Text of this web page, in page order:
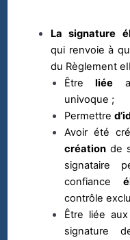
La signature
qui renvoie à
du Règlement
Êtreliée
univoque ;
Permettre
Avoir été
créationde
signataire
confiance
contrôle
Être liée
signature